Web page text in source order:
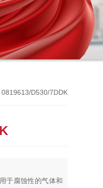
Previous
0819613/D530/7DDK
于腐蚀性的气体和